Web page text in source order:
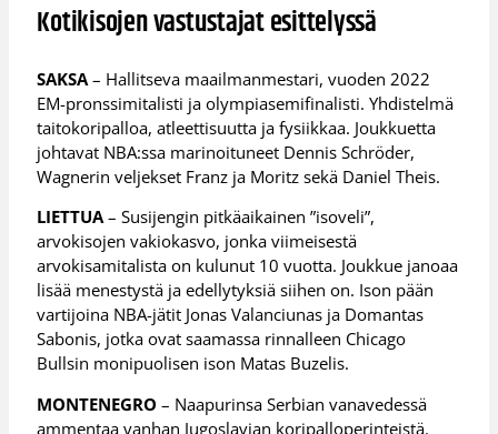
Kotikisojen vastustajat esittelyssä
SAKSA – Hallitseva maailmanmestari, vuoden 2022
EM-pronssimitalisti ja olympiasemifinalisti. Yhdistelmä
taitokoripalloa, atleettisuutta ja fysiikkaa. Joukkuetta
johtavat NBA:ssa marinoituneet Dennis Schröder,
Wagnerin veljekset Franz ja Moritz sekä Daniel Theis.
LIETTUA– Susijengin pitkäaikainen ”isoveli”,
arvokisojen vakiokasvo, jonka viimeisestä
arvokisamitalista on kulunut 10 vuotta. Joukkue janoaa
lisää menestystä ja edellytyksiä siihen on. Ison pään
vartijoina NBA-jätit Jonas Valanciunas ja Domantas
Sabonis, jotka ovat saamassa rinnalleen Chicago
Bullsin monipuolisen ison Matas Buzelis.
MONTENEGRO – Naapurinsa Serbian vanavedessä
ammentaa vanhan Jugoslavian koripalloperinteistä.